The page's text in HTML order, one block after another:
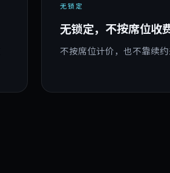
无锁定
无锁定，不按席位收
不按席位计价，也不靠续